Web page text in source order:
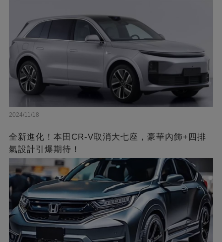
2024/11/18
全新進化！本田CR-V取消大七座，豪華內飾+四排
氣設計引爆期待！